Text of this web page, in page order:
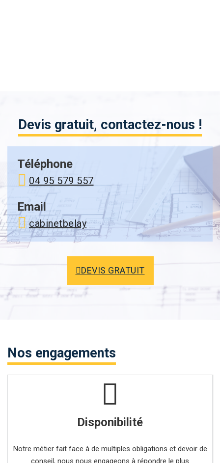
Devis gratuit, contactez-nous !
Téléphone
04 95 579 557
Email
cabinetbelay
DEVIS GRATUIT
Nos engagements
Disponibilité
Notre métier fait face à de multiples obligations et devoir de
conseil, nous nous engageons à répondre le plus